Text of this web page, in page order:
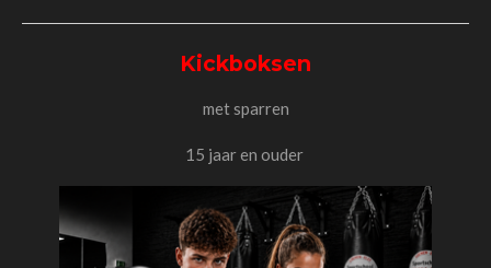
Kickboksen
met sparren
15 jaar en ouder